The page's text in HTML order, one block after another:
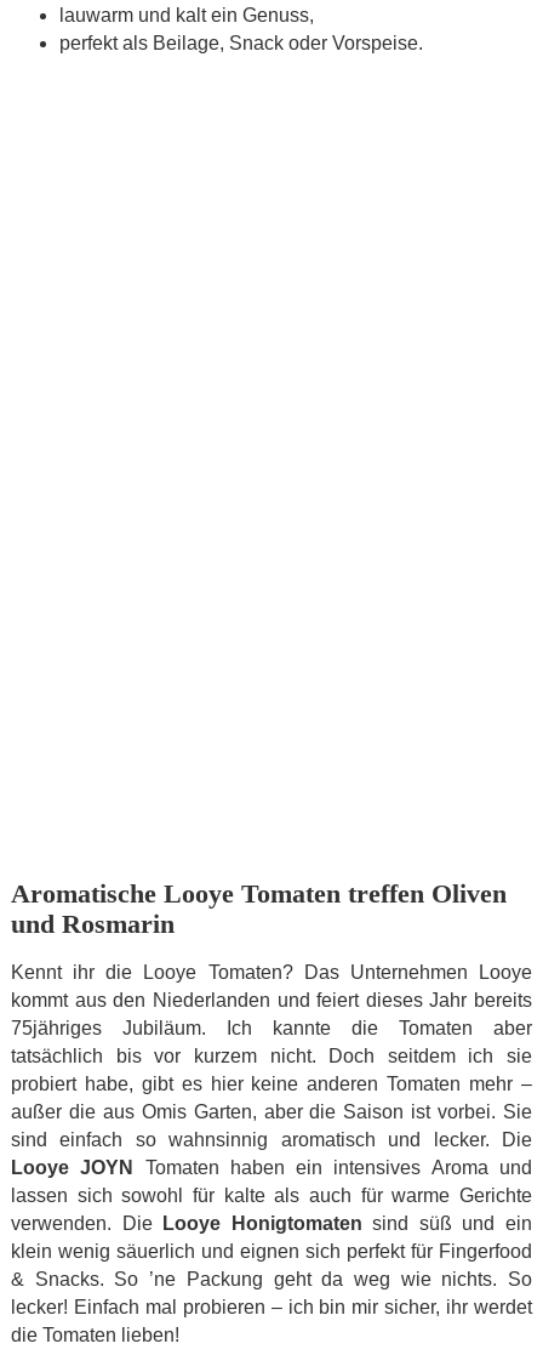
lauwarm und kalt ein Genuss,
perfekt als Beilage, Snack oder Vorspeise.
Aromatische Looye Tomaten treffen Oliven
und Rosmarin
Kennt ihr die Looye Tomaten? Das Unternehmen Looye
kommt aus den Niederlanden und feiert dieses Jahr bereits
75jähriges Jubiläum. Ich kannte die Tomaten aber
tatsächlich bis vor kurzem nicht. Doch seitdem ich sie
probiert habe, gibt es hier keine anderen Tomaten mehr –
außer die aus Omis Garten, aber die Saison ist vorbei. Sie
sind einfach so wahnsinnig aromatisch und lecker. Die
Looye JOYN
Tomaten haben ein intensives Aroma und
lassen sich sowohl für kalte als auch für warme Gerichte
verwenden. Die
Looye Honigtomaten sind süß und ein
klein wenig säuerlich und eignen sich perfekt für Fingerfood
& Snacks. So ’ne Packung geht da weg wie nichts. So
lecker! Einfach mal probieren – ich bin mir sicher, ihr werdet
die Tomaten lieben!